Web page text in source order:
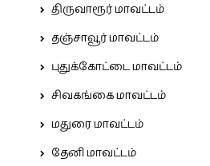
திருவாரூர் மாவட்டம்
தஞ்சாவூர் மாவட்டம்
புதுக்கோட்டை மாவட்டம்
சிவகங்கை மாவட்டம்
மதுரை மாவட்டம்
தேனி மாவட்டம்